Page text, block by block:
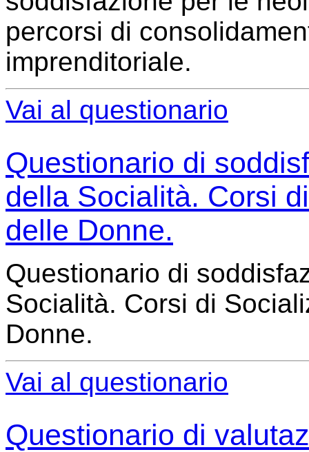
percorsi di
imprenditoriale.
Vai al questionario
Questionario di
della Socialità. Corsi
delle Donne.
Questionario di
Socialità. Corsi di
Donne.
Vai al questionario
Questionario di